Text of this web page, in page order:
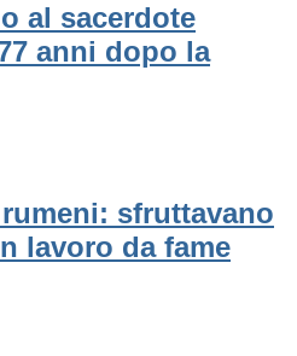
al sacerdote
anni dopo la
sfruttavano
lavoro da fame